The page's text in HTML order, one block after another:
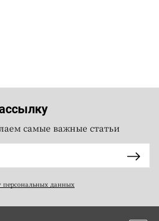
самые важные статьи
персональных данных